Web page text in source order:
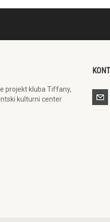
projekt kluba Tiffany,
kulturni center